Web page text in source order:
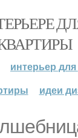
интерьер
идеи